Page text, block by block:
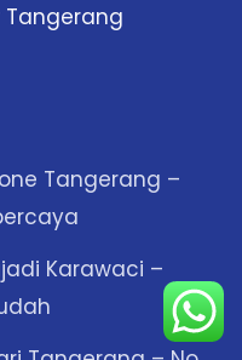
Tangerang
Tangerang –
Karawaci –